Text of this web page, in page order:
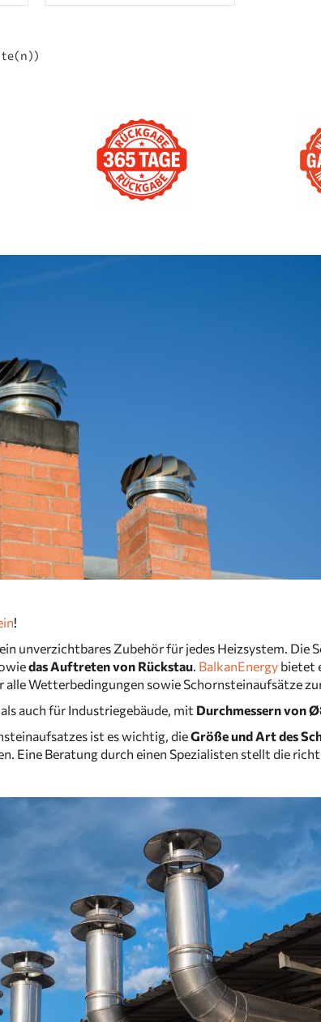
!
unverzichtbares Zubehör für jedes Heizsystem. Die
das Auftreten von Rückstau. BalkanEnergy bietet
Wetterbedingungen sowie Schornsteinaufsätze
auch für Industriegebäude, mit Durchmessern von
ist es wichtig, dieGröße und Art des
Eine Beratung durch einen Spezialisten stellt die